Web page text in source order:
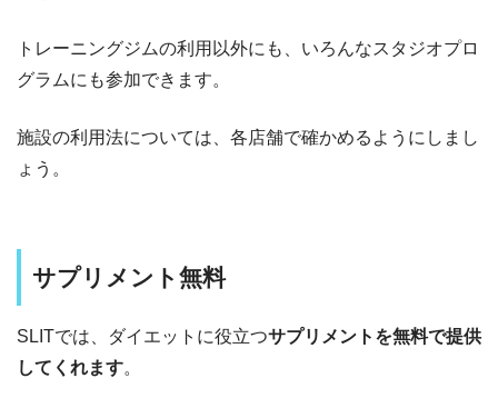
トレーニングジムの利用以外にも、いろんなスタジオプロ
グラムにも参加できます。
施設の利用法については、各店舗で確かめるようにしまし
ょう。
サプリメント無料
SLITでは、ダイエットに役立つサプリメントを無料で提供
してくれます。